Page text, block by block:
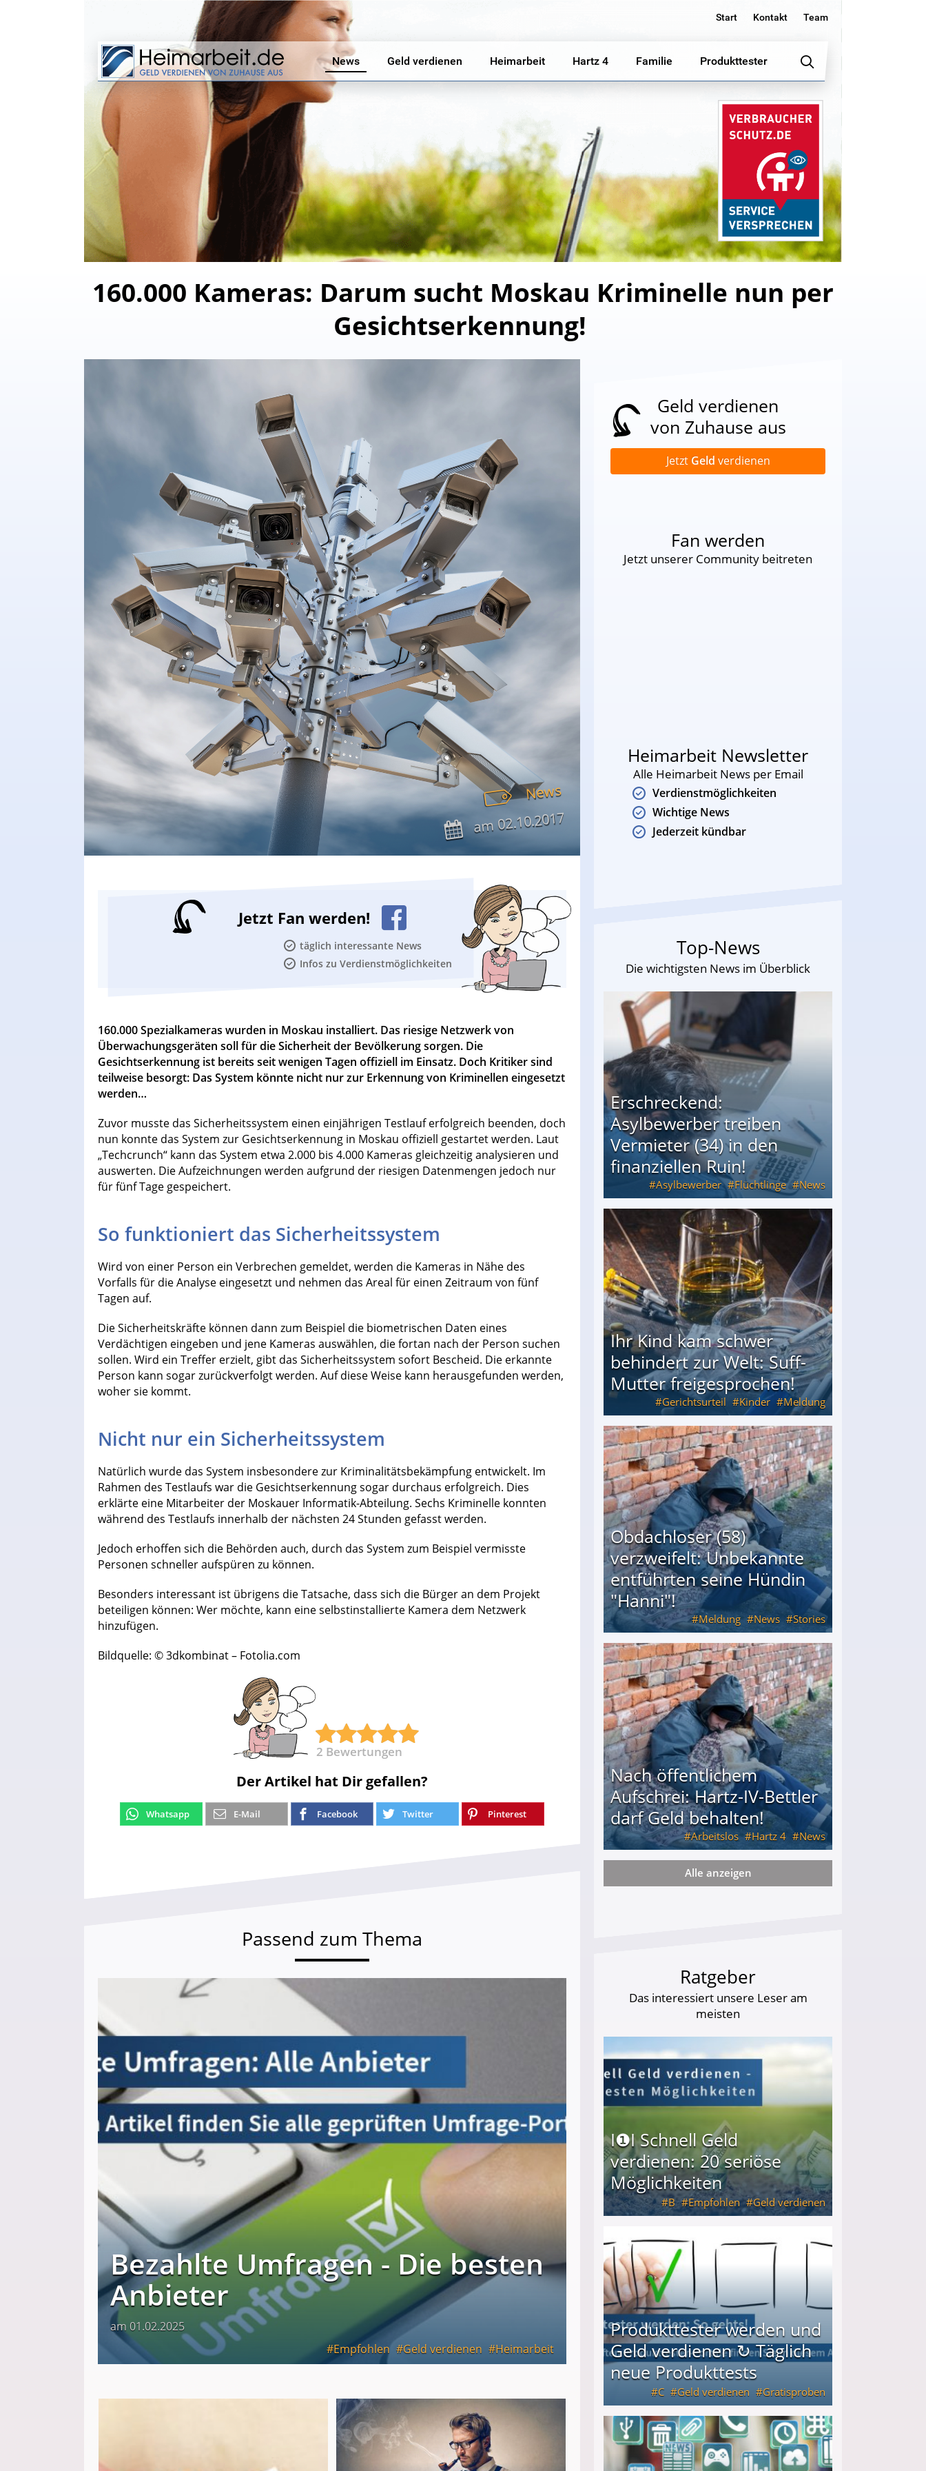
Start Kontakt Team
News Geld verdienen Heimarbeit Hartz 4 Familie Produkttester
160.000 Kameras: Darum sucht Moskau Kriminelle nun per
Gesichtserkennung!
News
am02.10.2017
Jetzt Fan werden!
täglich interessante News
Infos zu Verdienstmöglichkeiten
160.000 Spezialkameras wurden in Moskau installiert. Das riesige Netzwerk von
Überwachungsgeräten soll für die Sicherheit der Bevölkerung sorgen. Die
Gesichtserkennung ist bereits seit wenigen Tagen offiziell im Einsatz. Doch Kritiker sind
teilweise besorgt: Das System könnte nicht nur zur Erkennung von Kriminellen eingesetzt
werden…
Zuvor musste das Sicherheitssystem einen einjährigen Testlauf erfolgreich beenden, doch
nun konnte das System zur Gesichtserkennung in Moskau offiziell gestartet werden. Laut
„Techcrunch“ kann das System etwa 2.000 bis 4.000 Kameras gleichzeitig analysieren und
auswerten. Die Aufzeichnungen werden aufgrund der riesigen Datenmengen jedoch nur
für fünf Tage gespeichert.
So funktioniert das Sicherheitssystem
Wird von einer Person ein Verbrechen gemeldet, werden die Kameras in Nähe des
Vorfalls für die Analyse eingesetzt und nehmen das Areal für einen Zeitraum von fünf
Tagen auf.
Die Sicherheitskräfte können dann zum Beispiel die biometrischen Daten eines
Verdächtigen eingeben und jene Kameras auswählen, die fortan nach der Person suchen
sollen. Wird ein Treffer erzielt, gibt das Sicherheitssystem sofort Bescheid. Die erkannte
Person kann sogar zurückverfolgt werden. Auf diese Weise kann herausgefunden werden,
woher sie kommt.
Nicht nur ein Sicherheitssystem
Natürlich wurde das System insbesondere zur Kriminalitätsbekämpfung entwickelt. Im
Rahmen des Testlaufs war die Gesichtserkennung sogar durchaus erfolgreich. Dies
erklärte eine Mitarbeiter der Moskauer Informatik-Abteilung. Sechs Kriminelle konnten
während des Testlaufs innerhalb der nächsten 24 Stunden gefasst werden.
Jedoch erhoffen sich die Behörden auch, durch das System zum Beispiel vermisste
Personen schneller aufspüren zu können.
Besonders interessant ist übrigens die Tatsache, dass sich die Bürger an dem Projekt
beteiligen können: Wer möchte, kann eine selbstinstallierte Kamera dem Netzwerk
hinzufügen.
Bildquelle: © 3dkombinat – Fotolia.com
2 Bewertungen
Der Artikel hat Dir gefallen?
Whatsapp E-Mail Facebook Twitter Pinterest
Passend zum Thema
Bezahlte Umfragen - Die besten
Anbieter
am 01.02.2025
Empfohlen
Geld verdienen Heimarbeit
Geld verdienen
von Zuhause aus
Jetzt Geld verdienen
Fan werden
Jetzt unserer Community beitreten
Heimarbeit Newsletter
Alle Heimarbeit News per Email
Verdienstmöglichkeiten
Wichtige News
Jederzeit kündbar
Top-News
Die wichtigsten News im Überblick
Erschreckend:
Asylbewerber treiben
Vermieter (34) in den
finanziellen Ruin!
Asylbewerber Flüchtlinge News
Erschreckend: Asylbewerber treiben Vermieter (34) in den finanziellen Ruin!
Ihr Kind kam schwer
behindert zur Welt: Suff-
Mutter freigesprochen!
Gerichtsurteil Kinder Meldung
Ihr Kind kam schwer behindert zur Welt: Suff-Mutter freigesprochen!
Obdachloser (58)
verzweifelt: Unbekannte
entführten seine Hündin
"Hanni"!
Meldung News Stories
Obdachloser (58) verzweifelt: Unbekannte entführten seine Hündin "Hanni"!
Nach öffentlichem
Aufschrei: Hartz-IV-Bettler
darf Geld behalten!
Arbeitslos Hartz 4 News
Nach öffentlichem Aufschrei: Hartz-IV-Bettler darf Geld behalten!
Alle anzeigen
Ratgeber
Das interessiert unsere Leser am
meisten
I❶I Schnell Geld
verdienen: 20 seriöse
Möglichkeiten
B Empfohlen Geld verdienen
I❶I Schnell Geld verdienen: 20 seriöse Möglichkeiten
Produkttester werden und
Geld verdienen ↻ Täglich
neue Produkttests
C Geld verdienen Gratisproben
Produkttester werden und Geld verdienen ↻ Täglich neue Produkttests